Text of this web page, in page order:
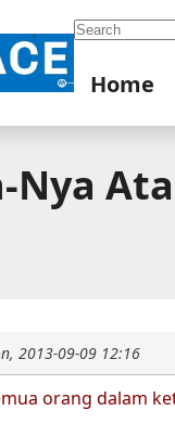
Search
Home
Nya
2013-09-09 12:16
orang dalam